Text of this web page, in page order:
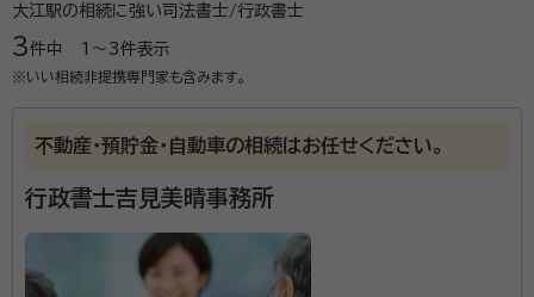
二俣駅 大江山口内宮駅 辛皮駅
大江駅の相続に強い司法書士/行政書士
3件中 1〜3件表示
※いい相続非提携専門家も含みます。
不動産・預貯金・自動車の相続はお任せください。
行政書士吉見美晴事務所